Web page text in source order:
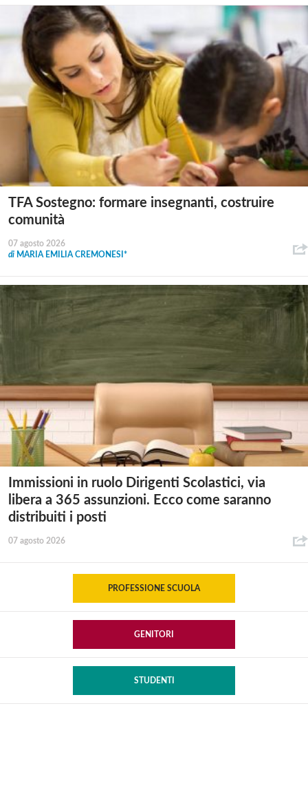
TFA Sostegno: formare insegnanti, costruire
comunità
07 agosto 2026
di MARIA EMILIA CREMONESI*
Immissioni in ruolo Dirigenti Scolastici, via
libera a 365 assunzioni. Ecco come saranno
distribuiti i posti
07 agosto 2026
PROFESSIONE SCUOLA
GENITORI
STUDENTI